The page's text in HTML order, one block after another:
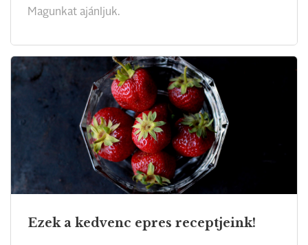
Magunkat ajánljuk.
Ezek a kedvenc epres receptjeink!